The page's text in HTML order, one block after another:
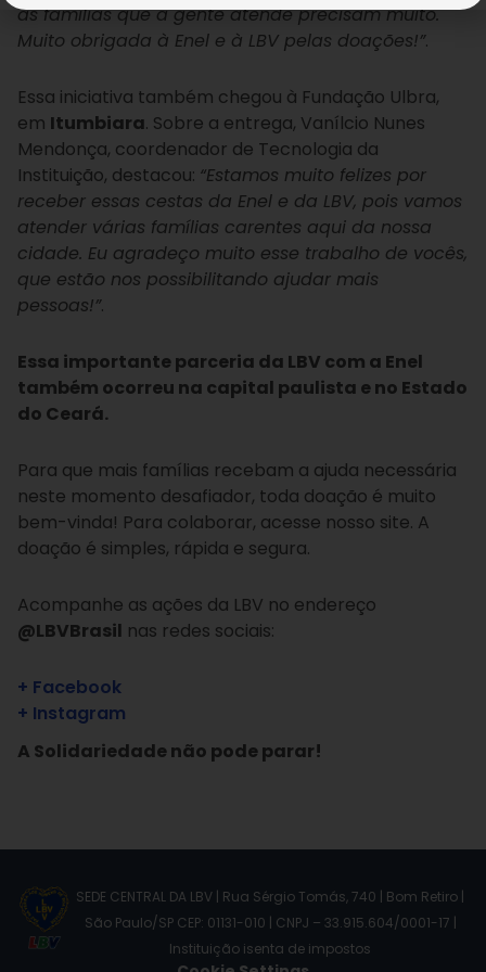
as famílias que a gente atende precisam muito.
Muito obrigada à Enel e à LBV pelas doações!”.
Essa iniciativa também chegou à Fundação Ulbra,
em Itumbiara. Sobre a entrega, Vanílcio Nunes
Mendonça, coordenador de Tecnologia da
Instituição, destacou: “Estamos muito felizes por
receber essas cestas da Enel e da LBV, pois vamos
atender várias famílias carentes aqui da nossa
cidade. Eu agradeço muito esse trabalho de vocês,
que estão nos possibilitando ajudar mais
pessoas!”.
Essa importante parceria da LBV com a Enel
também ocorreu na capital paulista e no Estado
do Ceará.
Para que mais famílias recebam a ajuda necessária
neste momento desafiador, toda doação é muito
bem-vinda! Para colaborar, acesse nosso site. A
doação é simples, rápida e segura.
Acompanhe as ações da LBV no endereço
@LBVBrasil nas redes sociais:
+ Facebook
+ Instagram
A Solidariedade não pode parar!
SEDE CENTRAL DA LBV | Rua Sérgio Tomás, 740 | Bom Retiro |
São Paulo/SP CEP: 01131-010 | CNPJ – 33.915.604/0001-17 |
Instituição isenta de impostos